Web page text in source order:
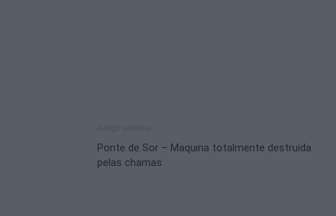
Ponte de Sor – Maquina totalmente destruída
pelas chamas